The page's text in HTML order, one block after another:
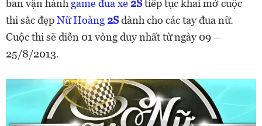
ban vận hành game đua xe 2Stiếp tục khai mở cuộc
thi sắc đẹpNữ Hoàng 2Sdành cho các tay đua nữ.
Cuộc thi sẽ diễn 01 vòng duy nhất từ ngày 09 –
25/8/2013.